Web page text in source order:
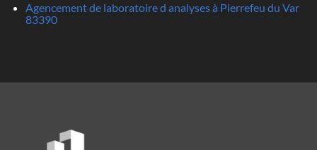
Agencement de laboratoire d analyses à Pierrefeu du Var
83390